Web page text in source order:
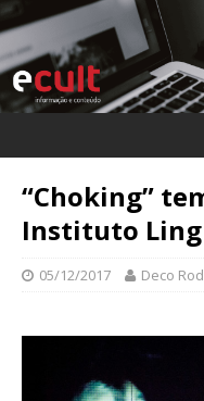
“Choking”
Instituto
05/12/2017 Deco